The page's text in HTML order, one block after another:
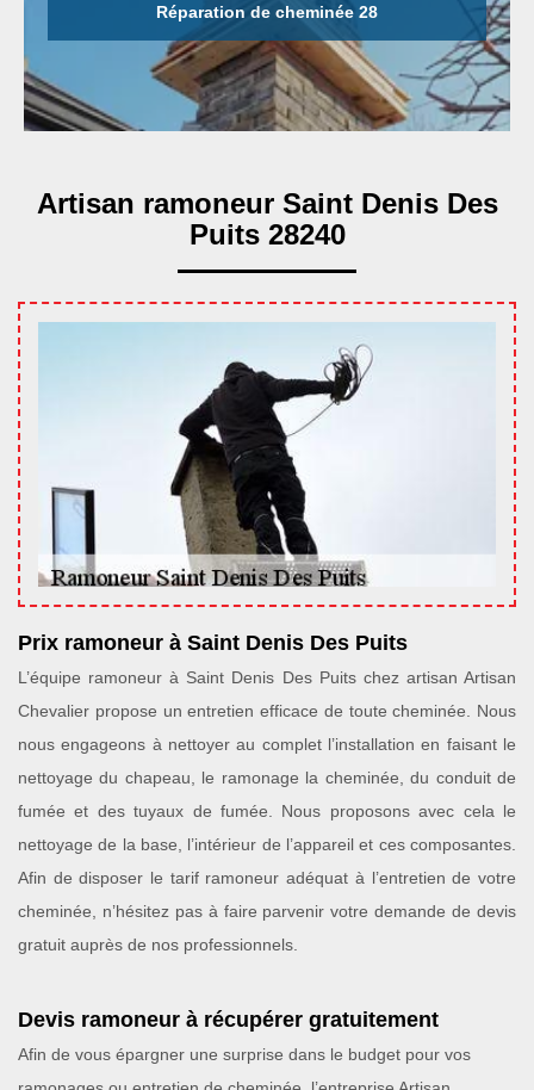
Réparation de cheminée 28
Artisan ramoneur Saint Denis Des
Puits 28240
Prix ramoneur à Saint Denis Des Puits
L’équipe ramoneur à Saint Denis Des Puits chez artisan Artisan
Chevalier propose un entretien efficace de toute cheminée. Nous
nous engageons à nettoyer au complet l’installation en faisant le
nettoyage du chapeau, le ramonage la cheminée, du conduit de
fumée et des tuyaux de fumée. Nous proposons avec cela le
nettoyage de la base, l’intérieur de l’appareil et ces composantes.
Afin de disposer le tarif ramoneur adéquat à l’entretien de votre
cheminée, n’hésitez pas à faire parvenir votre demande de devis
gratuit auprès de nos professionnels.
Devis ramoneur à récupérer gratuitement
Afin de vous épargner une surprise dans le budget pour vos